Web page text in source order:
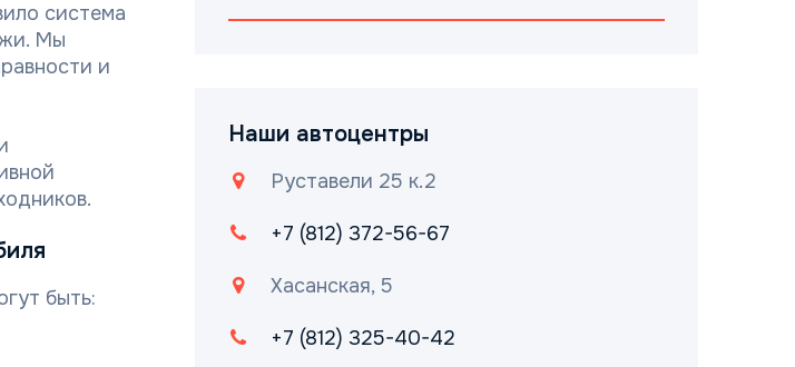
система
Мы
и
быть:
Наши автоцентры
Руставели 25 к.2
+7 (812) 372-56-67
Хасанская, 5
+7 (812) 325-40-42